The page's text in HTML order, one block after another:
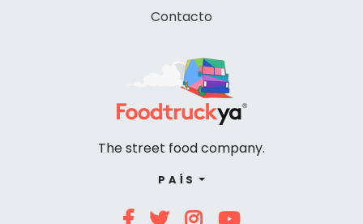
Contacto
The street food company.
PAÍS